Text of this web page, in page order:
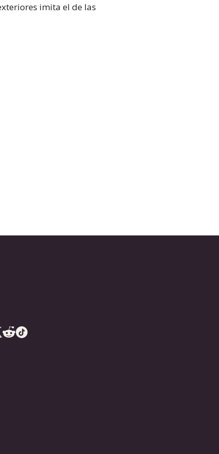
imita el de las